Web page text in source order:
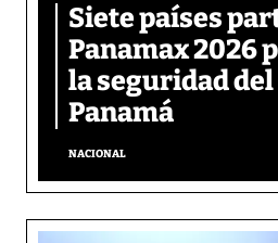
Siete países
Panamax 2026
la seguridad del
Panamá
NACIONAL